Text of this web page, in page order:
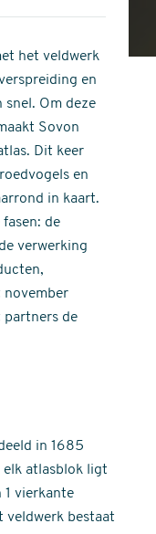
het veldwerk
en
snel. Om deze
Sovon
Dit keer
en
in kaart.
de
verwerking
november
partners de
in 1685
elk atlasblok ligt
1 vierkante
veldwerk bestaat